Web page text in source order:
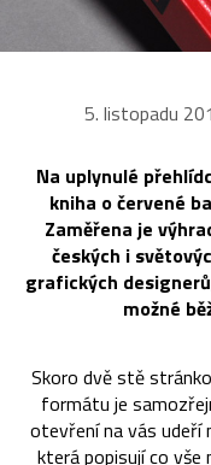
5. listopadu
Na uplynulé
kniha o červené
Zaměřena je
českých i
grafických
možné
Skoro dvě stě
formátu je
otevření na vás udeří
která popisují co vše